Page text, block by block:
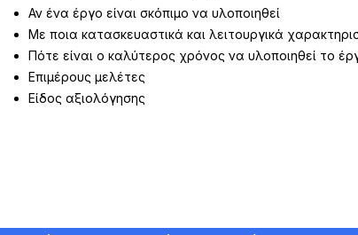
Αν ένα έργο είναι σκόπιμο να υλοποιηθεί
Με ποια κατασκευαστικά και λειτουργικά
Πότε είναι ο καλύτερος χρόνος να υλοποιηθεί το
Επιμέρους μελέτες
Είδος αξιολόγησης